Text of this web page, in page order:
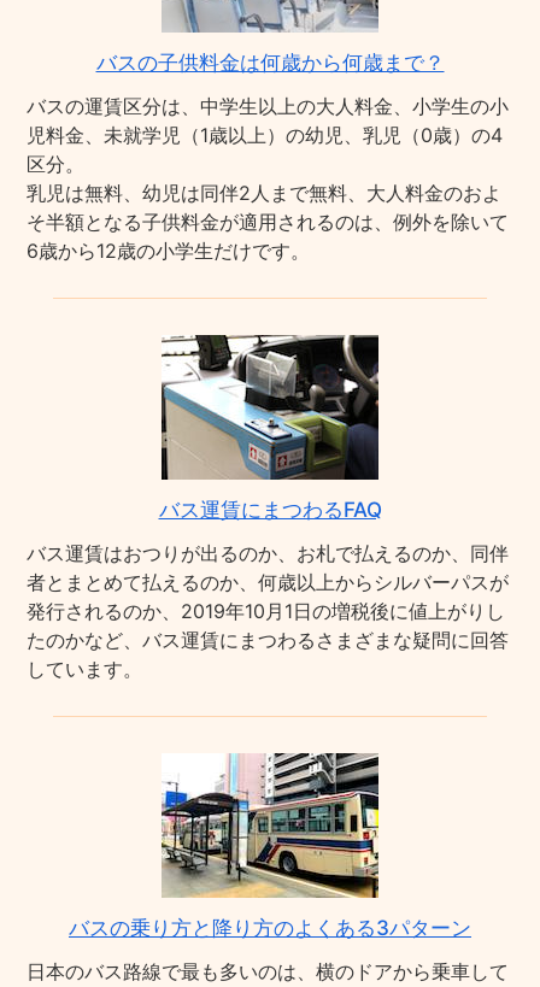
バスの子供料金は何歳から何歳まで？
バスの運賃区分は、中学生以上の大人料金、小学生の小
児料金、未就学児（1歳以上）の幼児、乳児（0歳）の4
区分。
乳児は無料、幼児は同伴2人まで無料、大人料金のおよ
そ半額となる子供料金が適用されるのは、例外を除いて
6歳から12歳の小学生だけです。
バス運賃にまつわるFAQ
バス運賃はおつりが出るのか、お札で払えるのか、同伴
者とまとめて払えるのか、何歳以上からシルバーパスが
発行されるのか、2019年10月1日の増税後に値上がりし
たのかなど、バス運賃にまつわるさまざまな疑問に回答
しています。
バスの乗り方と降り方のよくある3パターン
日本のバス路線で最も多いのは、横のドアから乗車して